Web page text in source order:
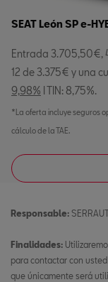
SEAT León SP e-
Entrada 3.705,50€,
12 de 3.375€ y una
9,98% I TIN: 8,75%.
*La oferta incluye seguros
cálculo de la TAE.
Responsable:
Finalidades:
para contactar con
que únicamente será